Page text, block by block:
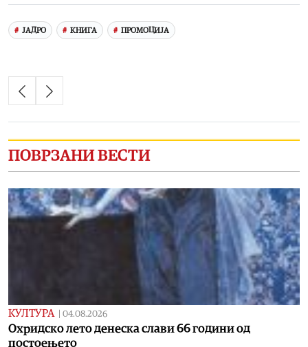
ЈАДРО КНИГА ПРОМОЦИЈА
ПОВРЗАНИ ВЕСТИ
КУЛТУРА 04.08.2026
Охридско лето денеска слави 66 години од
постоењето